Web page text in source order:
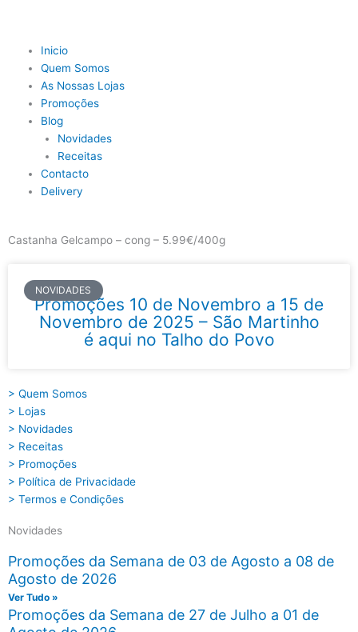
Main
Menu
Inicio
Quem Somos
As Nossas Lojas
Promoções
Blog
Novidades
Receitas
Contacto
Delivery
Castanha Gelcampo – cong – 5.99€/400g
NOVIDADES
Promoções 10 de Novembro a 15 de
Novembro de 2025 – São Martinho
é aqui no Talho do Povo
> Quem Somos
> Lojas
> Novidades
> Receitas
> Promoções
> Política de Privacidade
> Termos e Condições
Novidades
Promoções da Semana de 03 de Agosto a 08 de
Agosto de 2026
Ver Tudo »
Promoções da Semana de 27 de Julho a 01 de